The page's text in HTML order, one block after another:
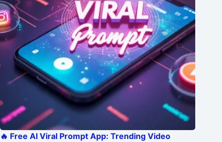
🔥 Free AI Viral Prompt App: Trending Video